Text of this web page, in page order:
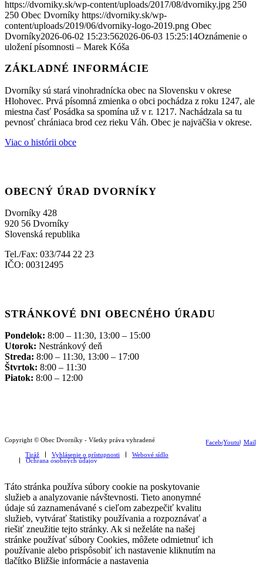
https://dvorniky.sk/wp-content/uploads/2017/08/dvorniky.jpg 250
250 Obec Dvorníky https://dvorniky.sk/wp-
content/uploads/2019/06/dvorniky-logo-2019.png Obec
Dvorníky2026-06-02 15:23:562026-06-03 15:25:14Oznámenie o
uložení písomnosti – Marek Kóša
ZÁKLADNÉ INFORMÁCIE
Dvorníky sú stará vinohradnícka obec na Slovensku v okrese
Hlohovec. Prvá písomná zmienka o obci pochádza z roku 1247, ale
miestna časť Posádka sa spomína už v r. 1217. Nachádzala sa tu
pevnosť chrániaca brod cez rieku Váh. Obec je najväčšia v okrese.
Viac o histórii obce
OBECNÝ ÚRAD DVORNÍKY
Dvorníky 428
920 56 Dvorníky
Slovenská republika
Tel./Fax: 033/744 22 23
IČO: 00312495
STRÁNKOVÉ DNI OBECNÉHO ÚRADU
Pondelok: 8:00 – 11:30, 13:00 – 15:00
Utorok: Nestránkový deň
Streda: 8:00 – 11:30, 13:00 – 17:00
Štvrtok: 8:00 – 11:30
Piatok: 8:00 – 12:00
Copyright © Obec Dvorníky - Všetky práva vyhradené FacebookYoutubeMail
Tiráž
Vyhlásenie o prístupnosti
Webové sídlo
Ochrana osobných údajov
Táto stránka používa súbory cookie na poskytovanie
služieb a analyzovanie návštevnosti. Tieto anonymné
údaje sú zaznamenávané s cieľom zabezpečiť kvalitu
služieb, vytvárať štatistiky používania a rozpoznávať a
riešiť zneužitie tejto stránky. Ak si neželáte na našej
stránke používať súbory Cookies, môžete odmietnuť ich
používanie alebo prispôsobiť ich nastavenie kliknutím na
tlačítko Bližšie informácie a nastavenia